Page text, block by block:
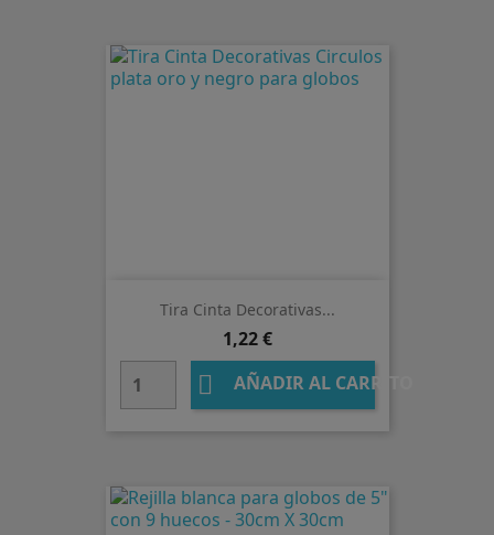
Tira Cinta Decorativas...
Precio
1,22 €
 AÑADIR AL CARRITO